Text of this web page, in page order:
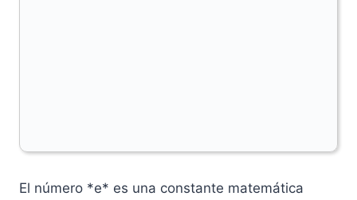
El número *e* es una constante matemática